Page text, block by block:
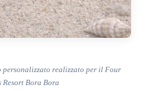
realizzato per il Four
Resort Bora Bora